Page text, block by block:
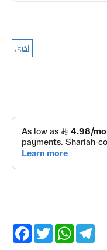
اخرى
Twitter
WhatsAppTelegram